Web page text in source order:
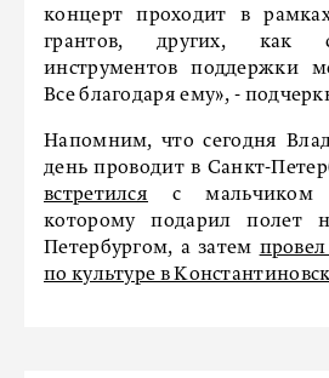
концерт проходит в
грантов, других, как
инструментов поддержки
Все благодаря ему», -
Напомним, что сегодня
день проводит в Санкт-
встретился с мальчиком
которому подарил полет
Петербургом, а затем
по культуре в